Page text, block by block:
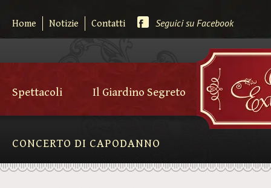
Home Notizie Contatti Seguici su Facebook
Spettacoli Il Giardino Segreto
CONCERTO DI CAPODANNO